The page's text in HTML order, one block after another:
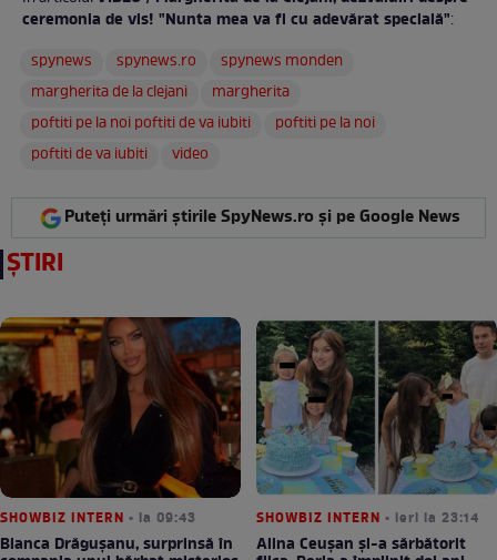
ceremonia de vis! "Nunta mea va fi cu adevărat specială":
spynews
spynews.ro
spynews monden
margherita de la clejani
margherita
poftiti pe la noi poftiti de va iubiti
poftiti pe la noi
poftiti de va iubiti
video
Puteți urmări știrile SpyNews.ro și pe Google News
ȘTIRI
SHOWBIZ INTERN • la 09:43
Bianca Drăgușanu, surprinsă în
SHOWBIZ INTERN • ieri la 23:14
Alina Ceușan și-a sărbătorit